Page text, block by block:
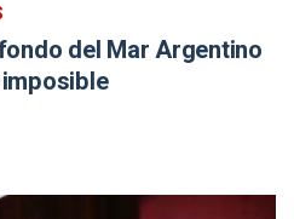
del Mar Argentino